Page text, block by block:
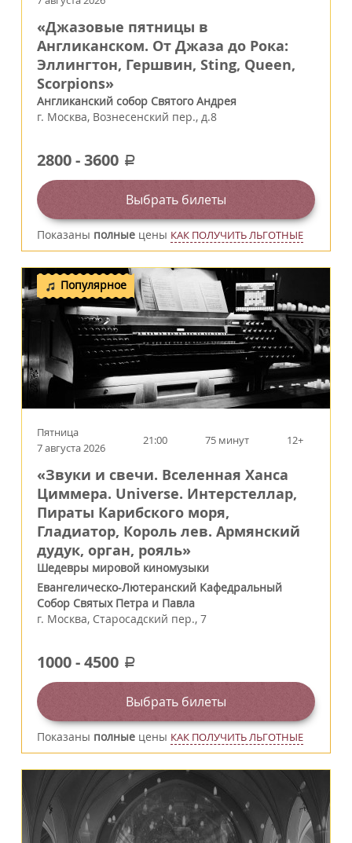
«Джазовые пятницы в
Англиканском. От Джаза до Рока:
Эллингтон, Гершвин, Sting, Queen,
Scorpions»
Англиканский собор Святого Андрея
г. Москва, Вознесенский пер., д.8
2800-3600 a
Выбрать билеты
Показаны полные цены КАК ПОЛУЧИТЬ ЛЬГОТНЫЕ
Популярное
Пятница
7 августа 2026
21:00 75 минут 12+
«Звуки и свечи. Вселенная Ханса
Циммера. Universe. Интерстеллар,
Пираты Карибского моря,
Гладиатор, Король лев. Армянский
дудук, орган, рояль»
Шедевры мировой киномузыки
Евангелическо-Лютеранский Кафедральный
Собор Святых Петра и Павла
г. Москва, Старосадский пер., 7
1000-4500 a
Выбрать билеты
Показаны полные цены КАК ПОЛУЧИТЬ ЛЬГОТНЫЕ